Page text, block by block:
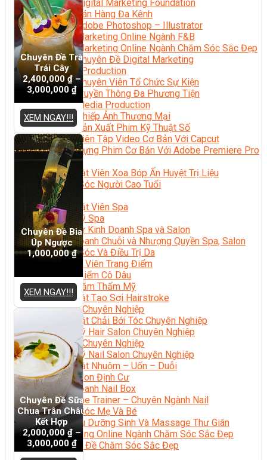
Digital Marketing Foundation
Bán Hàng Đa Kênh
Adobe Photoshop – Illustrator
Marketing Online Ngành F&B
Marketing Online Ngành Chăm Sóc Sắc Đẹp
Chuyên Đề Digital Marketing
Media Production
Chuyên Viên Tổ Chức Sự Kiện
Truyền Thông Đa Phương Tiện
Media Production
Nhiếp Ảnh Thương Mại
Sản Xuất Phim Kỹ Thuật Số
Biên Tập Video Cơ Bản Với Capcut
Dựng Phim Cơ Bản Với Adobe Premiere Pro
Sức Khỏe
Kỹ Thuật Viên Xoa Bóp Ấn Huyệt Trị Liệu
Chăm Sóc Người Cao Tuổi
Sắc Đẹp
Kỹ Thuật Viên Spa
Quản Lý Spa
Khởi Sự Kinh Doanh Spa và Salon
Kinh Doanh Chuỗi và Nhượng Quyền Spa, Salon
Chăm Sóc Và Điều Trị Da
Chuyên Viên Trang Điểm
Trang Điểm Cô Dâu
Phun Xăm Thẩm Mỹ
Kỹ Thuật Tạo Sợi Hairstroke
Barber Chuyên Nghiệp
Kỹ Thuật Chải Bới Tóc Chuyên Nghiệp
Quản Lý Hair Salon Chuyên Nghiệp
Nối Mi Chuyên Nghiệp
Quản Lý Nail Salon Chuyên Nghiệp
Kỹ Thuật Nhuộm – Uốn – Duỗi
Nail Salon Định Cư
Kinh Doanh Nail Box
Train The Trainer – Chuyên Ngành Nail
Chăm Sóc Mẹ Và Bé
Gội Đầu Dưỡng Sinh Và Massage Thư Giãn
Marketing Online Ngành Chăm Sóc Sắc Đẹp
Chuyên Đề Chăm Sóc Sắc Đẹp
Âm Nhạc
Chuyên Đề Trà
Trái Cây
2,400,000₫–
3,000,000 ₫
XEM NGAY!!!
Chuyên Đề Bia
Úp Ngược
1,000,000₫
XEM NGAY!!!
Chuyên Đề Sữa
Chua Trân Châu
Kết Hợp
2,000,000₫–
3,000,000 ₫